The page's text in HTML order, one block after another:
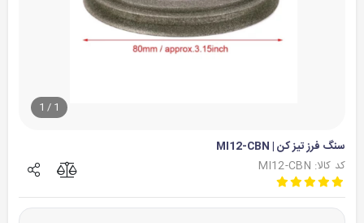
1
/
1
سنگ فرز تیز کن | MI12-CBN
کد کالا: MI12-CBN